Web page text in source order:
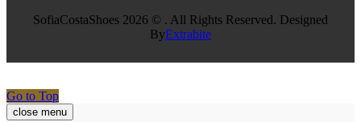
SofiaCostaShoes 2026 © . All Rights Reserved. Designed
ByExtrabite
Go to Top
close menu